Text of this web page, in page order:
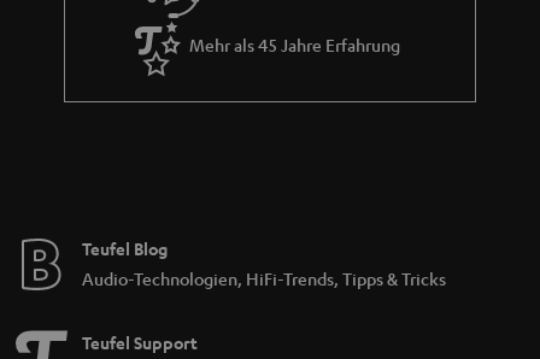
Mehr als 45 Jahre Erfahrung
Teufel Blog
Audio-Technologien, HiFi-Trends, Tipps & Tricks
Teufel Support